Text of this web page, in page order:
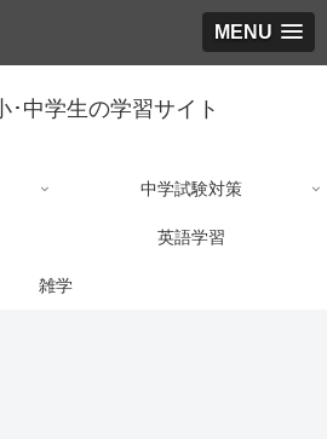
MENU
･中学生の学習サイト
中学試験対策
英語学習
雑学